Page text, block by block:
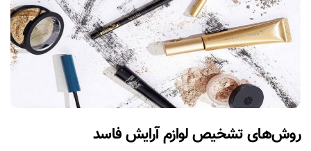
روش‌های تشخیص لوازم آرایش فاسد